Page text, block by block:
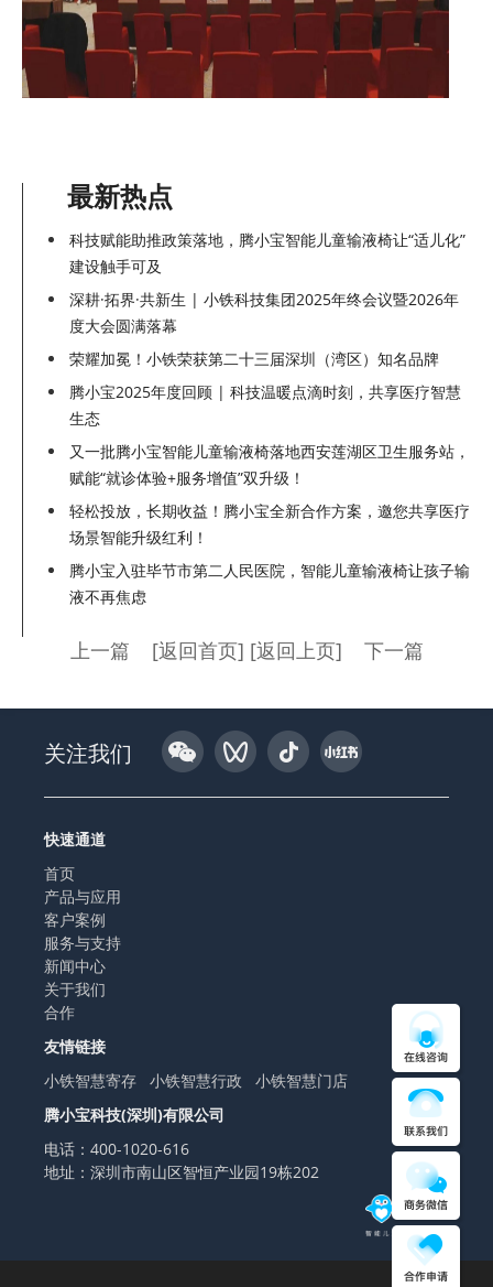
最新热点
科技赋能助推政策落地，腾小宝智能儿童输液椅让“适儿化”
建设触手可及
深耕·拓界·共新生 | 小铁科技集团2025年终会议暨2026年
度大会圆满落幕
荣耀加冕！小铁荣获第二十三届深圳（湾区）知名品牌
腾小宝2025年度回顾 | 科技温暖点滴时刻，共享医疗智慧
生态
又一批腾小宝智能儿童输液椅落地西安莲湖区卫生服务站，
赋能“就诊体验+服务增值”双升级！
轻松投放，长期收益！腾小宝全新合作方案，邀您共享医疗
场景智能升级红利！
腾小宝入驻毕节市第二人民医院，智能儿童输液椅让孩子输
液不再焦虑
上一篇 [返回首页] [返回上页] 下一篇
关注我们
快速通道
首页
产品与应用
客户案例
服务与支持
新闻中心
关于我们
合作
友情链接
小铁智慧寄存
小铁智慧行政
小铁智慧门店
腾小宝科技(深圳)有限公司
电话：400-1020-616
地址：深圳市南山区智恒产业园19栋202